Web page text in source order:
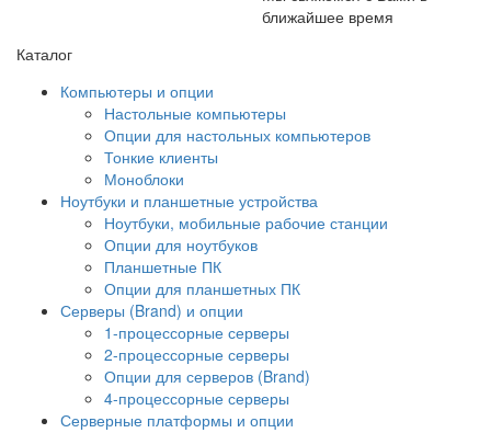
ближайшее время
Каталог
Компьютеры и опции
Настольные компьютеры
Опции для настольных компьютеров
Тонкие клиенты
Моноблоки
Ноутбуки и планшетные устройства
Ноутбуки, мобильные рабочие станции
Опции для ноутбуков
Планшетные ПК
Опции для планшетных ПК
Серверы (Brand) и опции
1-процессорные серверы
2-процессорные серверы
Опции для серверов (Brand)
4-процессорные серверы
Серверные платформы и опции